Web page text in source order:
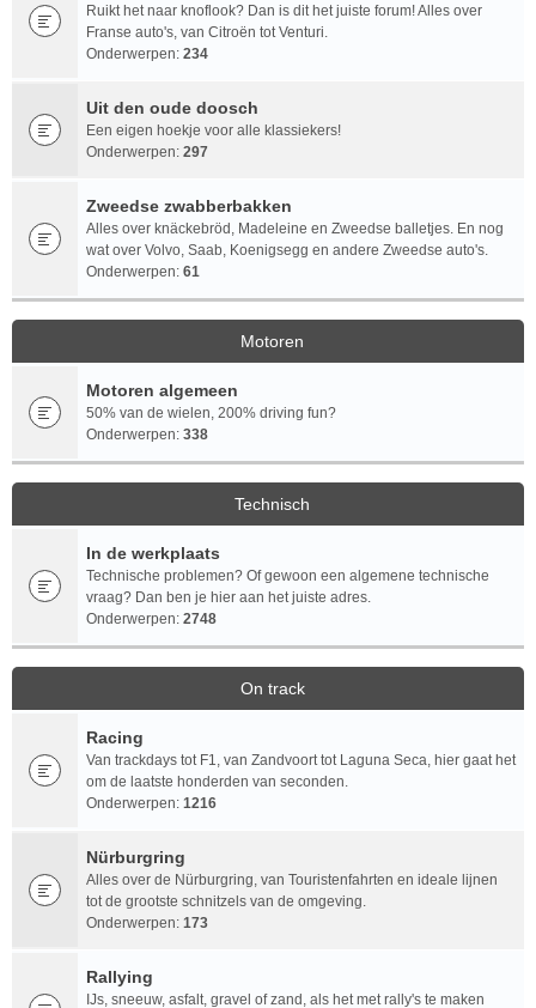
Ruikt het naar knoflook? Dan is dit het juiste forum! Alles over
Franse auto's, van Citroën tot Venturi.
Onderwerpen: 234
Uit den oude doosch
Een eigen hoekje voor alle klassiekers!
Onderwerpen: 297
Zweedse zwabberbakken
Alles over knäckebröd, Madeleine en Zweedse balletjes. En nog
wat over Volvo, Saab, Koenigsegg en andere Zweedse auto's.
Onderwerpen: 61
Motoren
Motoren algemeen
50% van de wielen, 200% driving fun?
Onderwerpen: 338
Technisch
In de werkplaats
Technische problemen? Of gewoon een algemene technische
vraag? Dan ben je hier aan het juiste adres.
Onderwerpen: 2748
On track
Racing
Van trackdays tot F1, van Zandvoort tot Laguna Seca, hier gaat het
om de laatste honderden van seconden.
Onderwerpen: 1216
Nürburgring
Alles over de Nürburgring, van Touristenfahrten en ideale lijnen
tot de grootste schnitzels van de omgeving.
Onderwerpen: 173
Rallying
IJs, sneeuw, asfalt, gravel of zand, als het met rally's te maken